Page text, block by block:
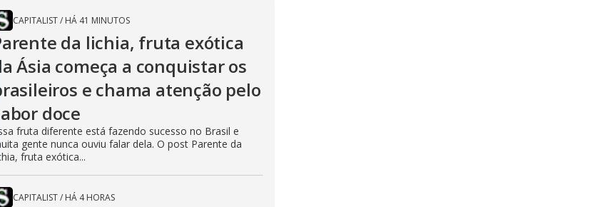
CAPITALIST/ HÁ 41 MINUTOS
da lichia, fruta exótica
Ásia começa a conquistar os
e chama atenção pelo
doce
fruta diferente está fazendo sucesso no Brasil e
gente nunca ouviu falar dela. O post Parente da
fruta exótica...
CAPITALIST/ HÁ 4 HORAS